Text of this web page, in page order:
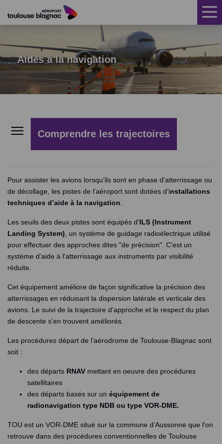
CLIMAT SONORE
TRAJECTOIRES
ACTUALITÉS
PUBLICATIONS
Aides à la navigation
Comprendre les trajectoires
Aides à la navigation
Utilisation des pistes
Procédures aériennes
Vols d essai
Pour assister les avions lorsqu’ils sont en phase d’atterrissage ou
de décollage, les pistes de l’aéroport sont dotées d’installations
techniques d’aide à la navigation
Les seuils des deux pistes sont équipés d’ILS (Instrument
Landing System) , un système de guidage radioélectrique utilisé
pour effectuer des approches dites "de précision". C'est un
système d'aide à l'atterrissage aux instruments par visibilité
réduite.
Cet équipement améliore de façon significative la précision des
atterrissages en réduisant la dispersion latérale et verticale des
avions. Le suivi de la trajectoire d’approche et le respect du plan
de descente s’en trouvent améliorés.
Les procédures départ de l’aérodrome de Toulouse-Blagnac sont
soit :
des départs RNAV mettant en oeuvre des procédures
satellitaires
des départs basés sur un équipement de
radionavigation type NDB ou type VOR-DME.
TOU est un VOR-DME situé sur la commune d’Aussonne que l'on
retrouve dans des procédures conventionnelles de Toulouse